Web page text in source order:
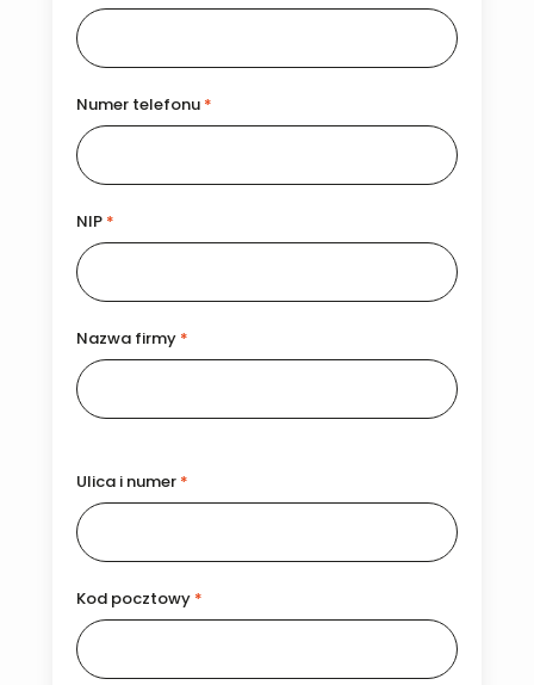
Numer telefonu *
NIP *
Nazwa firmy *
Ulica i numer *
Kod pocztowy *